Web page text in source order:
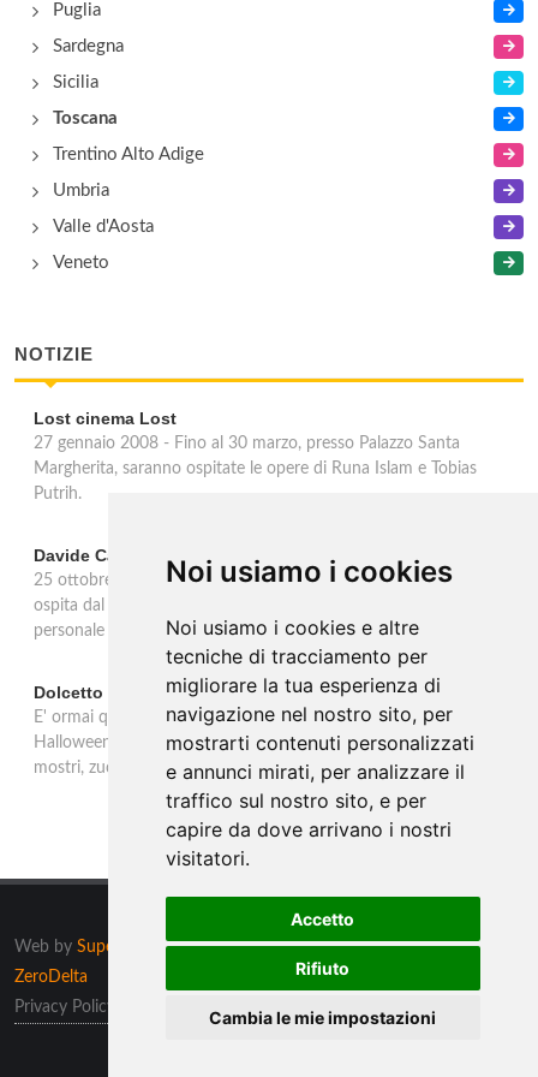
Noi usiamo i cookies
Noi usiamo i cookies e altre
tecniche di tracciamento per
migliorare la tua esperienza di
navigazione nel nostro sito, per
mostrarti contenuti personalizzati
e annunci mirati, per analizzare il
traffico sul nostro sito, e per
capire da dove arrivano i nostri
visitatori.
Accetto
Rifiuto
Cambia le mie impostazioni
Centro Culturale Giacomo Puccini
In provincia di Lucca, Regione Toscana
Puglia
Sardegna
Sicilia
Toscana
Trentino Alto Adige
Umbria
Valle d'Aosta
Veneto
NOTIZIE
Lost cinema Lost
27 gennaio 2008 - Fino al 30 marzo, presso Palazzo Santa
Margherita, saranno ospitate le opere di Runa Islam e Tobias
Putrih.
Davide Cantoni
25 ottobre 2007 - La Galleria Blindarte Contemporanea di Napoli
ospita dal 25 ottobre all'11 gennaio 2008 la seconda mostra
personale di Davide Cantoni.
Dolcetto o scherzetto?
E' ormai qualche anno che gli italiani hanno 'adottato' la festa di
Halloween, prima tutta statunitense: serata di streghe e vampiri,
mostri, zucche e scheletri .... per esorcizzar
Web by Supero ltd
, Malta tutti i diritti riservati. Powered by
ZeroDelta
Privacy Policy
Preferenze sui Cookies